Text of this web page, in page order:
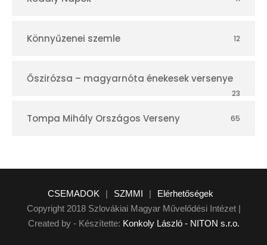
Könnyűzenei szemle 12
Őszirózsa – magyarnóta énekesek versenye
23
Tompa Mihály Országos Verseny 65
CSEMADOK | SZMMI |
Elérhetőségek
Copyright 2018 Szlovákiai Magyar Művelődési Intézet |
Created by - Készítette: Konkoly László - NITON s.r.o.